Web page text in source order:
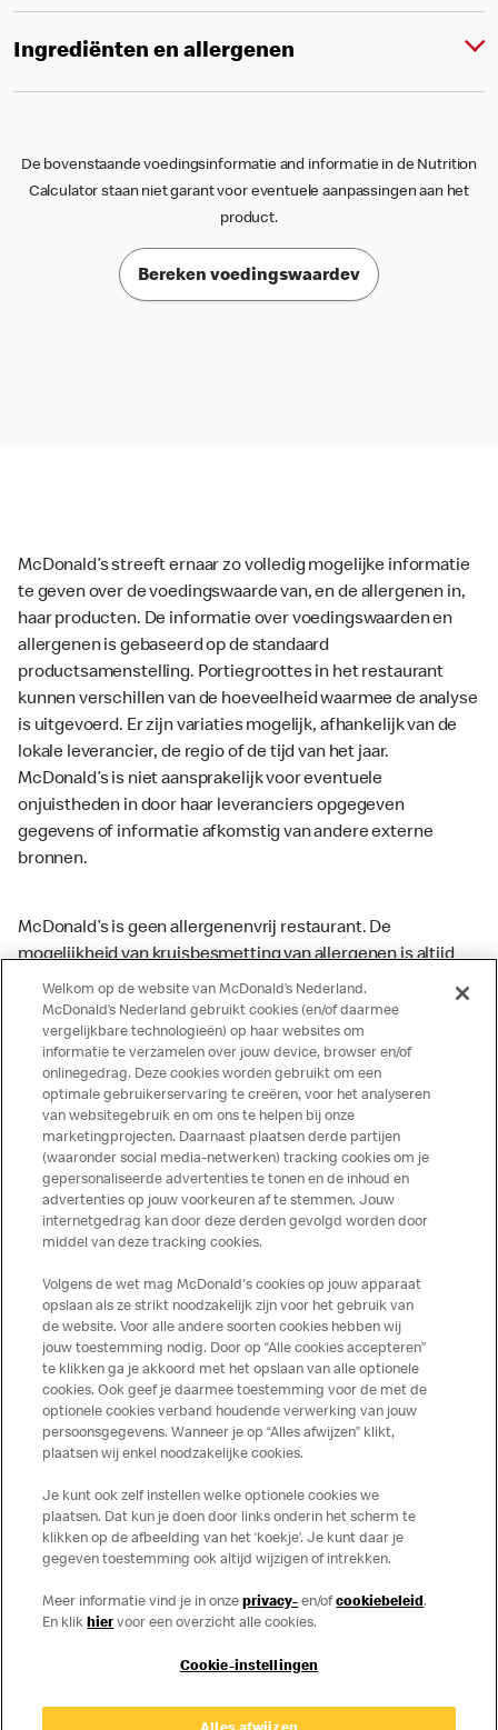
Ingrediënten en allergenen
De bovenstaande voedingsinformatie and informatie in de Nutrition
Calculator staan niet garant voor eventuele aanpassingen aan het
product.
Bereken voedingswaardev
McDonald’s streeft ernaar zo volledig mogelijke informatie
te geven over de voedingswaarde van, en de allergenen in,
haar producten. De informatie over voedingswaarden en
allergenen is gebaseerd op de standaard
productsamenstelling. Portiegroottes in het restaurant
kunnen verschillen van de hoeveelheid waarmee de analyse
is uitgevoerd. Er zijn variaties mogelijk, afhankelijk van de
lokale leverancier, de regio of de tijd van het jaar.
McDonald’s is niet aansprakelijk voor eventuele
onjuistheden in door haar leveranciers opgegeven
gegevens of informatie afkomstig van andere externe
bronnen.
McDonald’s is geen allergenenvrij restaurant. De
mogelijkheid van kruisbesmetting van allergenen is altijd
aanwezig. McDonald’s kan zodoende niet garanderen dat
haar producten geen sporen van allergenen bevatten.
McDonald’s aanvaardt daarom geen aansprakelijkheid
indien een gast als gevolg van het binnenkrijgen van (een
spoor van) een allergeen lichamelijke klachten krijgt. Alle
producten kunnen sporen bevatten van dierlijke
ingrediënten. McDonald’s streeft er naar om de
voedingswaarde- en allergeneninformatie altijd up to date
te houden. De verstrekte informatie is alleen van
toepassing op de in Nederland verkochte producten. Voor
meer informatie over voedingswaarden en allergenen kijk
op de McDonald's website of in de McDonald’s App.
Publicatiefouten voorbehouden.
Over ons
Services
Contact
Welkom op de website van McDonald’s Nederland.
McDonald’s Nederland gebruikt cookies (en/of daarmee
vergelijkbare technologieën) op haar websites om
informatie te verzamelen over jouw device, browser en/of
onlinegedrag. Deze cookies worden gebruikt om een
optimale gebruikerservaring te creëren, voor het analyseren
van websitegebruik en om ons te helpen bij onze
marketingprojecten. Daarnaast plaatsen derde partijen
(waaronder social media-netwerken) tracking cookies om je
gepersonaliseerde advertenties te tonen en de inhoud en
advertenties op jouw voorkeuren af te stemmen. Jouw
internetgedrag kan door deze derden gevolgd worden door
middel van deze tracking cookies.
Volgens de wet mag McDonald's cookies op jouw apparaat
opslaan als ze strikt noodzakelijk zijn voor het gebruik van
de website. Voor alle andere soorten cookies hebben wij
jouw toestemming nodig. Door op “Alle cookies accepteren”
te klikken ga je akkoord met het opslaan van alle optionele
cookies. Ook geef je daarmee toestemming voor de met de
optionele cookies verband houdende verwerking van jouw
persoonsgegevens. Wanneer je op “Alles afwijzen” klikt,
plaatsen wij enkel noodzakelijke cookies.
Je kunt ook zelf instellen welke optionele cookies we
plaatsen. Dat kun je doen door links onderin het scherm te
klikken op de afbeelding van het ‘koekje’. Je kunt daar je
gegeven toestemming ook altijd wijzigen of intrekken.
Meer informatie vind je in onzeprivacy- en/ofcookiebeleid.
En klikhier voor een overzicht alle cookies.
Cookie-instellingen